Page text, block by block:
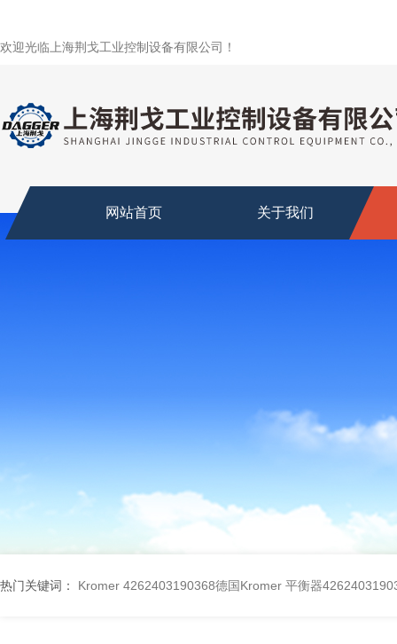
欢迎光临上海荆戈工业控制设备有限公司！
网站首页 关于我们
热门关键词： Kromer 4262403190368德国Kromer 平衡器